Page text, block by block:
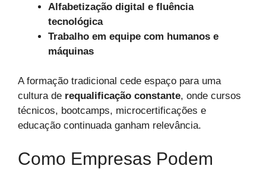
Alfabetização digital e fluência
tecnológica
Trabalho em equipe com humanos e
máquinas
A formação tradicional cede espaço para uma
cultura de requalificação constante, onde cursos
técnicos, bootcamps, microcertificações e
educação continuada ganham relevância.
Como Empresas Podem